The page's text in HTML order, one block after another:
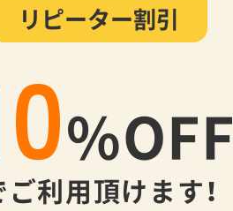
リピーター割引
%OFF
ご利用頂けます！